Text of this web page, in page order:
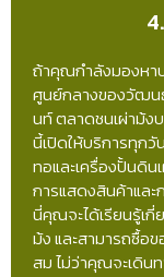
ถ้าคุณกำลังมองหา
ศูนย์กลางของวัฒน
นท์ ตลาดชนเผ่าม้
นี้เปิดให้บริการทุก
ทอและเครื่องปั้นดิน
การแสดงสินค้าแล
นี่คุณจะได้เรียนรู้เ
ม้ง และสามารถซื้อ
สม ไม่ว่าคุณจะเดิน